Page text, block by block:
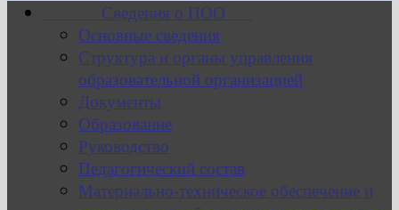
Сведения о ПОО
Основные сведения
Структура и органы управления
образовательной организацией
Документы
Образование
Руководство
Педагогический состав
Материально-техническое обеспечение и